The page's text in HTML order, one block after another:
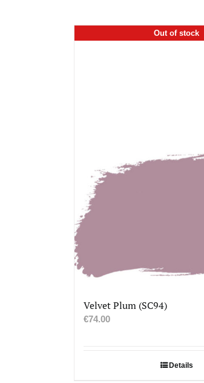
Out of stock
Velvet Plum (SC94)
€74.00
Details